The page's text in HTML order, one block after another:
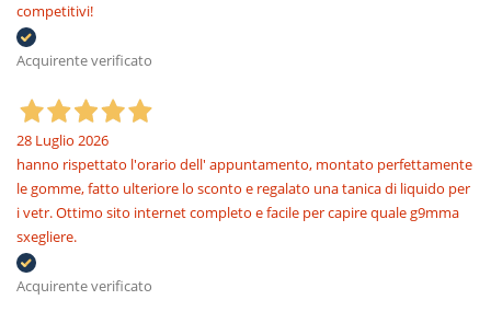
competitivi!
Acquirente verificato
28 Luglio 2026
hanno rispettato l'orario dell' appuntamento, montato perfettamente
le gomme, fatto ulteriore lo sconto e regalato una tanica di liquido per
i vetr. Ottimo sito internet completo e facile per capire quale g9mma
sxegliere.
Acquirente verificato